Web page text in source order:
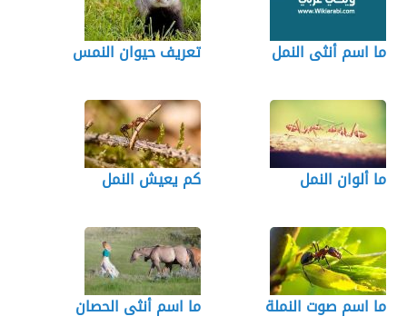
ما اسم أنثى النمل تعريف حيوان النمس
ما ألوان النمل كم يعيش النمل
ما اسم صوت النملة ما اسم أنثى الحصان